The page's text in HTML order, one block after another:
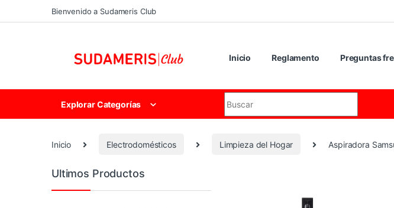
Skip to navigation
Skip to contentBienvenido a Sudameris Club
Inicio Reglamento Preguntas
Explorar Categorías
Inicio Electrodomésticos Limpieza del Hogar Aspiradora
Ultimos Productos